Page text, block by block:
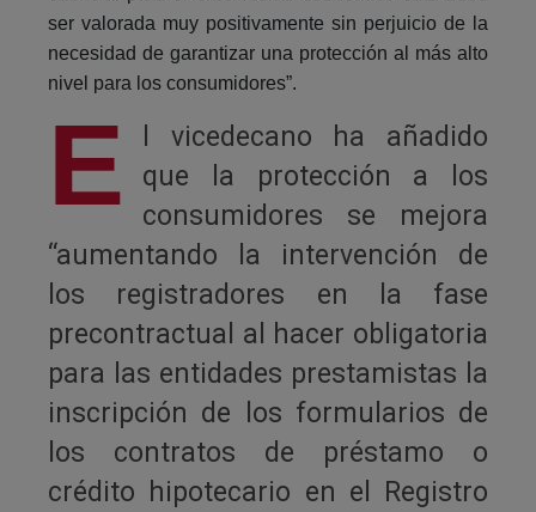
ser valorada muy positivamente sin perjuicio de la
necesidad de garantizar una protección al más alto
nivel para los consumidores”.
E
l vicedecano ha añadido
que la protección a los
consumidores se mejora
“aumentando la intervención de
los registradores en la fase
precontractual al hacer obligatoria
para las entidades prestamistas la
inscripción de los formularios de
los contratos de préstamo o
crédito hipotecario en el Registro